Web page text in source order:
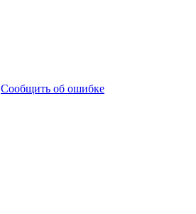
Сообщить об ошибке